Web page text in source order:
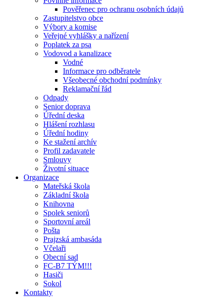
Pověřenec pro ochranu osobních údajů
Zastupitelstvo obce
Výbory a komise
Veřejné vyhlášky a nařízení
Poplatek za psa
Vodovod a kanalizace
Vodné
Informace pro odběratele
Všeobecné obchodní podmínky
Reklamační řád
Odpady
Senior doprava
Úřední deska
Hlášení rozhlasu
Úřední hodiny
Ke stažení archív
Profil zadavatele
Smlouvy
Životní situace
Organizace
Mateřská škola
Základní škola
Knihovna
Spolek seniorů
Sportovní areál
Pošta
Prajzská ambasáda
Včelaři
Obecní sad
FC-B7 TÝM!!!
Hasiči
Sokol
Kontakty